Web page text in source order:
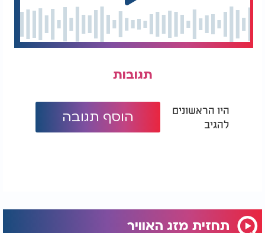
אילת: 14°-25°
בקיצור, החורף עושה קאמבק - זה הזמן להוציא את
המעילים ולהתכונן לגשם.
תגובות
היו הראשונים
להגיב
הוסף תגובה
תחזית מזג האוויר